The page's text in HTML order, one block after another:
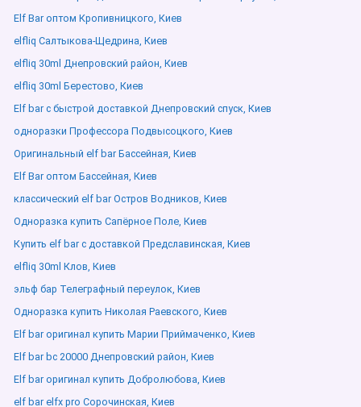
Elf Bar оптом Кропивницкого, Киев
elfliq Салтыкова-Щедрина, Киев
elfliq 30ml Днепровский район, Киев
elfliq 30ml Берестово, Киев
Elf bar с быстрой доставкой Днепровский спуск, Киев
одноразки Профессора Подвысоцкого, Киев
Оригинальный elf bar Бассейная, Киев
Elf Bar оптом Бассейная, Киев
классический elf bar Остров Водников, Киев
Одноразка купить Сапёрное Поле, Киев
Купить elf bar с доставкой Предславинская, Киев
elfliq 30ml Клов, Киев
эльф бар Телеграфный переулок, Киев
Одноразка купить Николая Раевского, Киев
Elf bar оригинал купить Марии Приймаченко, Киев
Elf bar bc 20000 Днепровский район, Киев
Elf bar оригинал купить Добролюбова, Киев
elf bar elfx pro Сорочинская, Киев